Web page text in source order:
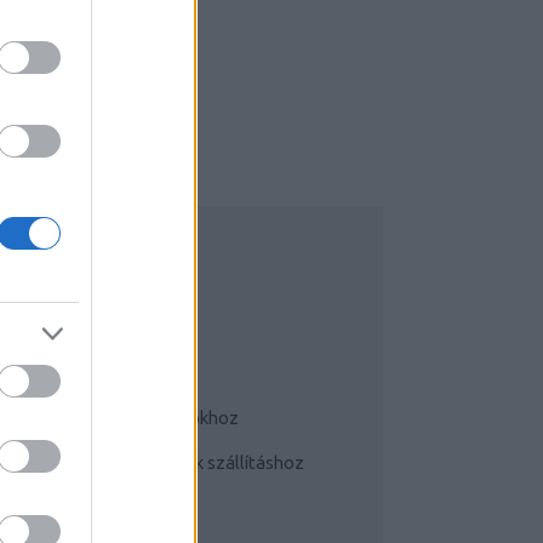
tippek
Kerékpárok a mindennapokhoz
cargo bringák szállításhoz